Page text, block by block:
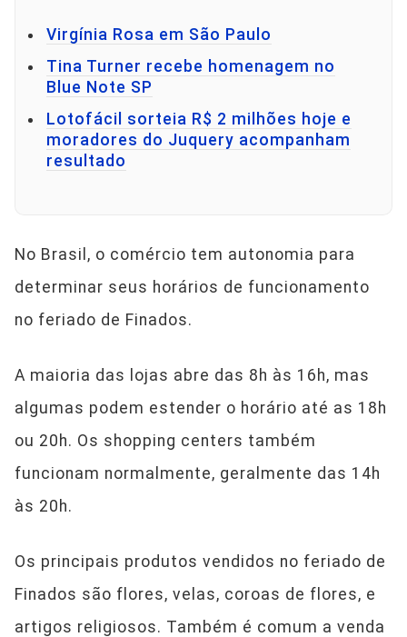
Virgínia Rosa em São Paulo
Tina Turner recebe homenagem no
Blue Note SP
Lotofácil sorteia R$ 2 milhões hoje e
moradores do Juquery acompanham
resultado
No Brasil, o comércio tem autonomia para
determinar seus horários de funcionamento
no feriado de Finados.
A maioria das lojas abre das 8h às 16h, mas
algumas podem estender o horário até as 18h
ou 20h. Os shopping centers também
funcionam normalmente, geralmente das 14h
às 20h.
Os principais produtos vendidos no feriado de
Finados são flores, velas, coroas de flores, e
artigos religiosos. Também é comum a venda